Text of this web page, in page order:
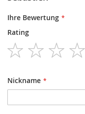
Ihre Bewertung
Rating
1
star
2
stars
3
stars
Nickname